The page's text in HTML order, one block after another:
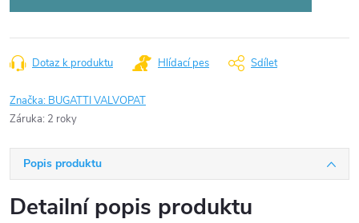
Dotaz k produktu Hlídací pes Sdílet
Značka: BUGATTI VALVOPAT
Záruka: 2 roky
Popis produktu
Detailní popis produktu